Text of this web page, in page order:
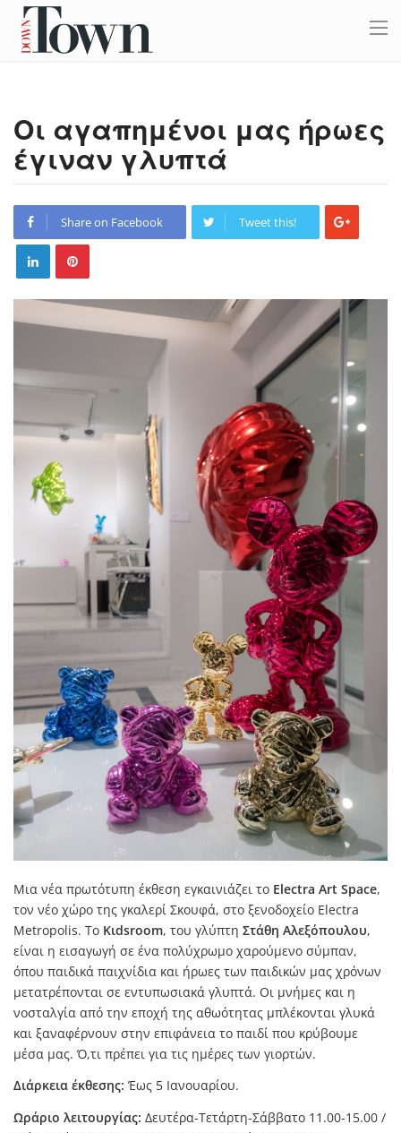
Οι αγαπημένοι μας ήρωες
έγιναν γλυπτά
Share on Facebook Tweet this!
Μια νέα πρωτότυπη έκθεση εγκαινιάζει το Electra Art Space,
τον νέο χώρο της γκαλερί Σκουφά, στο ξενοδοχείο Electra
Metropolis. Το Kιdsroom, του γλύπτη Στάθη Αλεξόπουλου,
είναι η εισαγωγή σε ένα πολύχρωμο χαρούμενο σύμπαν,
όπου παιδικά παιχνίδια και ήρωες των παιδικών μας χρόνων
μετατρέπονται σε εντυπωσιακά γλυπτά. Οι μνήμες και η
νοσταλγία από την εποχή της αθωότητας μπλέκονται γλυκά
και ξαναφέρνουν στην επιφάνεια το παιδί που κρύβουμε
μέσα μας. Ό,τι πρέπει για τις ημέρες των γιορτών.
Διάρκεια έκθεσης: Έως 5 Ιανουαρίου.
Ωράριο λειτουργίας: Δευτέρα-Τετάρτη-Σάββατο 11.00-15.00 /